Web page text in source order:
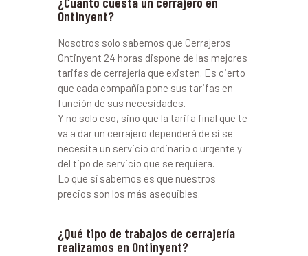
Ontinyent?
Nosotros solo sabemos que Cerrajeros
Ontinyent 24 horas dispone de las mejores
tarifas de cerrajería que existen. Es cierto
que cada compañía pone sus tarifas en
función de sus necesidades.
Y no solo eso, sino que la tarifa final que te
va a dar un cerrajero dependerá de si se
necesita un servicio ordinario o urgente y
del tipo de servicio que se requiera.
Lo que sí sabemos es que nuestros
precios son los más asequibles.
¿Qué tipo de trabajos de cerrajería
realizamos en Ontinyent?